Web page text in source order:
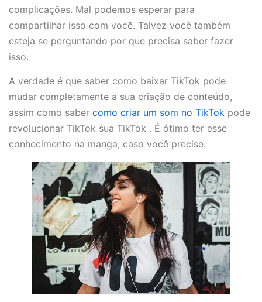
complicações. Mal podemos esperar para
compartilhar isso com você. Talvez você também
esteja se perguntando por que precisa saber fazer
isso.
A verdade é que saber como baixar TikTok pode
mudar completamente a sua criação de conteúdo,
assim como saber como criar um som no TikTok pode
revolucionar TikTok sua TikTok . É ótimo ter esse
conhecimento na manga, caso você precise.